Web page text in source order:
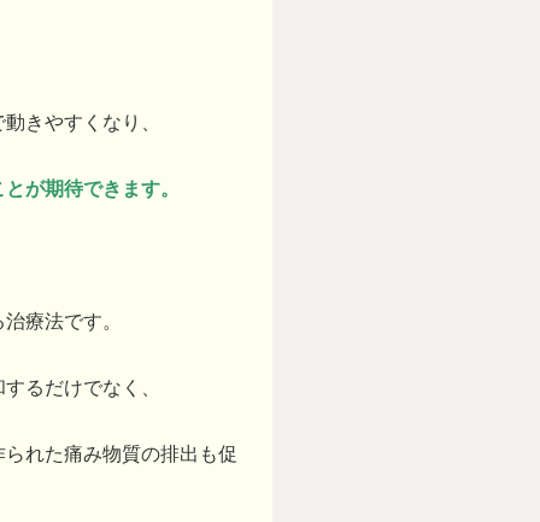
きやすくなり、
が期待できます。
療法です。
るだけでなく、
れた痛み物質の排出も促